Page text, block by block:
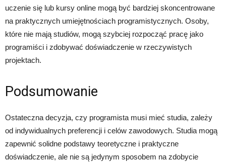
uczenie się lub kursy online mogą być bardziej skoncentrowane
na praktycznych umiejętnościach programistycznych. Osoby,
które nie mają studiów, mogą szybciej rozpocząć pracę jako
programiści i zdobywać doświadczenie w rzeczywistych
projektach.
Podsumowanie
Ostateczna decyzja, czy programista musi mieć studia, zależy
od indywidualnych preferencji i celów zawodowych. Studia mogą
zapewnić solidne podstawy teoretyczne i praktyczne
doświadczenie, ale nie są jedynym sposobem na zdobycie